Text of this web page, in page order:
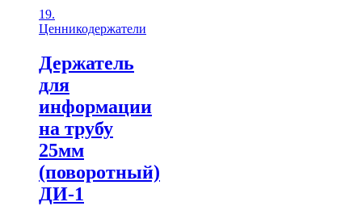
19.
Ценникодержатели
Держатель
для
информации
на трубу
25мм
(поворотный)
ДИ-1